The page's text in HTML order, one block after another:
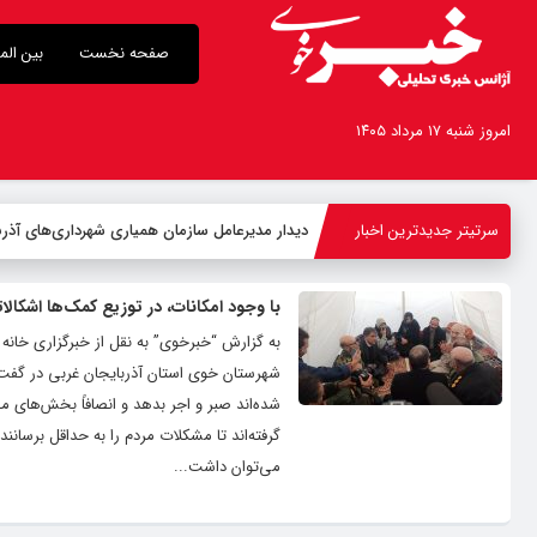
صفحه نخست بین
امروز شنبه ۱۷ مرداد ۱۴۰۵
سرتیتر جدیدترین اخبار دیدار مدیرعامل سازمان همیاری شهرداری‌های
با وجود امکانات، در توزیع کمک‌ها
به گزارش “خبرخوی” به نقل از خبرگزاری
شهرستان خوی استان آذربایجان غربی در
شده‌اند صبر و اجر بدهد و انصافاً بخش‌های
گرفته‌اند تا مشکلات مردم را به حداقل
می‌توان داشت...